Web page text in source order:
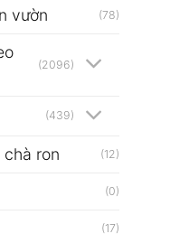
vườn (78)
(2096)
(439)
chà ron (12)
(0)
(17)